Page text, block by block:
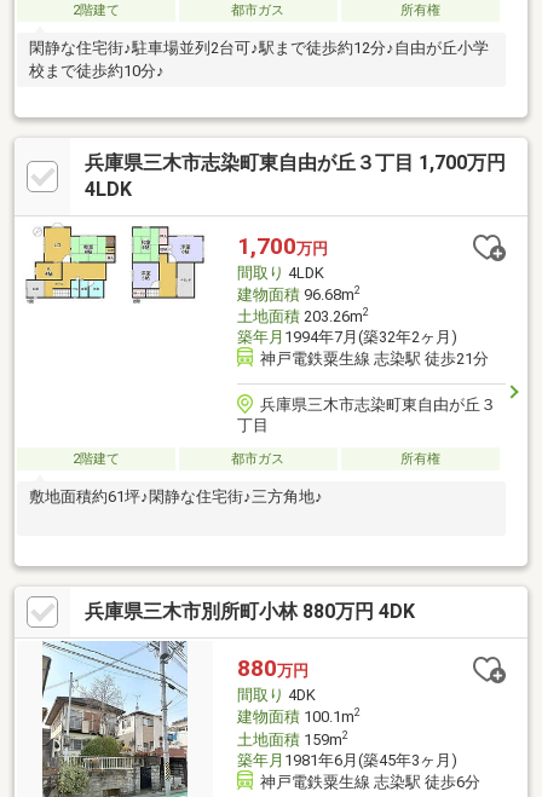
2階建て 都市ガス 所有権
閑静な住宅街♪駐車場並列2台可♪駅まで徒歩約12分♪自由が丘小学
校まで徒歩約10分♪
兵庫県三木市志染町東自由が丘３丁目 1,700万円
4LDK
1,700万円
間取り 4LDK
建物面積96.68m2
土地面積203.26m2
築年月 1994年7月(築32年2ヶ月)
神戸電鉄粟生線 志染駅 徒歩21分
兵庫県三木市志染町東自由が丘３
丁目
2階建て 都市ガス 所有権
敷地面積約61坪♪閑静な住宅街♪三方角地♪
兵庫県三木市別所町小林 880万円 4DK
880万円
間取り 4DK
建物面積100.1m2
土地面積159m2
築年月 1981年6月(築45年3ヶ月)
神戸電鉄粟生線 志染駅 徒歩6分